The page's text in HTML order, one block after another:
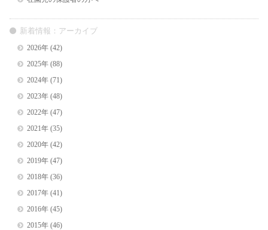
新着情報：アーカイブ
2026年(42)
2025年(88)
2024年(71)
2023年(48)
2022年(47)
2021年(35)
2020年(42)
2019年(47)
2018年(36)
2017年(41)
2016年(45)
2015年(46)